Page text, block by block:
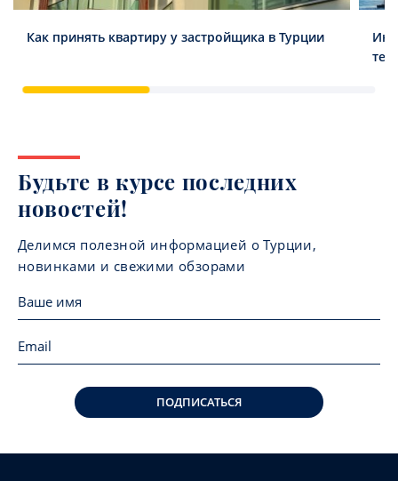
Как принять квартиру у застройщика в Турции
Будьте в курсе последних
новостей!
Делимся полезной информацией о Турции,
новинками и свежими обзорами
ПОДПИСАТЬСЯ